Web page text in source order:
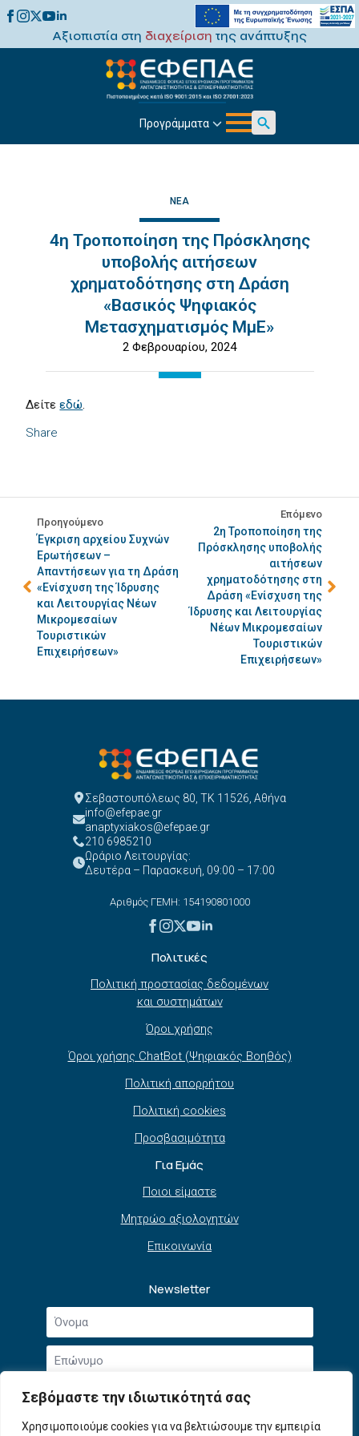
Σεβόμαστε την ιδιωτικότητά σας
Χρησιμοποιούμε cookies για να βελτιώσουμε την εμπειρία
Αξιοπιστία στη διαχείριση της ανάπτυξης
Προγράμματα
Search
ΝΈΑ
4η Τροποποίηση της Πρόσκλησης
υποβολής αιτήσεων
χρηματοδότησης στη Δράση
«Βασικός Ψηφιακός
Μετασχηματισμός ΜμΕ»
2 Φεβρουαρίου, 2024
Share
Δείτεεδώ.
Προηγούμενο
Έγκριση αρχείου Συχνών
Ερωτήσεων –
Απαντήσεων για τη Δράση
«Ενίσχυση της Ίδρυσης
και Λειτουργίας Νέων
Μικρομεσαίων
Τουριστικών
Επιχειρήσεων»
Επόμενο
2η Τροποποίηση της
Πρόσκλησης υποβολής
αιτήσεων
χρηματοδότησης στη
Δράση «Ενίσχυση της
Ίδρυσης και Λειτουργίας
Νέων Μικρομεσαίων
Τουριστικών
Επιχειρήσεων»
Σεβαστουπόλεως 80, ΤΚ 11526, Αθήνα
info@efepae.gr
anaptyxiakos@efepae.gr
210 6985210
Ωράριο Λειτουργίας:
Δευτέρα – Παρασκευή, 09:00 – 17:00
Αριθμός ΓΕΜΗ: 154190801000
Πολιτικές
Πολιτική προστασίας δεδομένων
και συστημάτων
Όροι χρήσης
Όροι χρήσης ChatBot (Ψηφιακός Βοηθός)
Πολιτική απορρήτου
Πολιτική cookies
Προσβασιμότητα
Για Εμάς
Ποιοι είμαστε
Μητρώο αξιολογητών
Επικοινωνία
Newsletter
Όνομα
Επώνυμο
Email
*
Αποδοχή
Συμφωνώ με την Πολιτική Απορρήτουκαι τους